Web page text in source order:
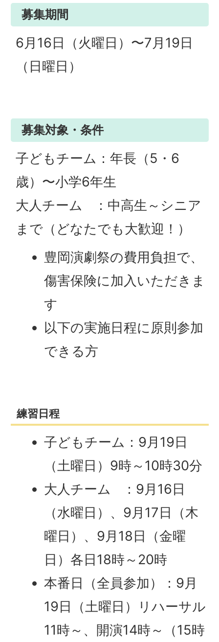
募集期間
6月16日（火曜日）〜7月19日
（日曜日）
募集対象・条件
子どもチーム：年長（5・6
歳）〜小学6年生
大人チーム ：中高生～シニア
まで（どなたでも大歓迎！）
豊岡演劇祭の費用負担で、
傷害保険に加入いただきま
す
以下の実施日程に原則参加
できる方
練習日程
子どもチーム：9月19日
（土曜日）9時～10時30分
大人チーム ：9月16日
（水曜日）、9月17日（木
曜日）、9月18日（金曜
日）各日18時～20時
本番日（全員参加）：9月
19日（土曜日）リハーサル
11時～、開演14時～（15時